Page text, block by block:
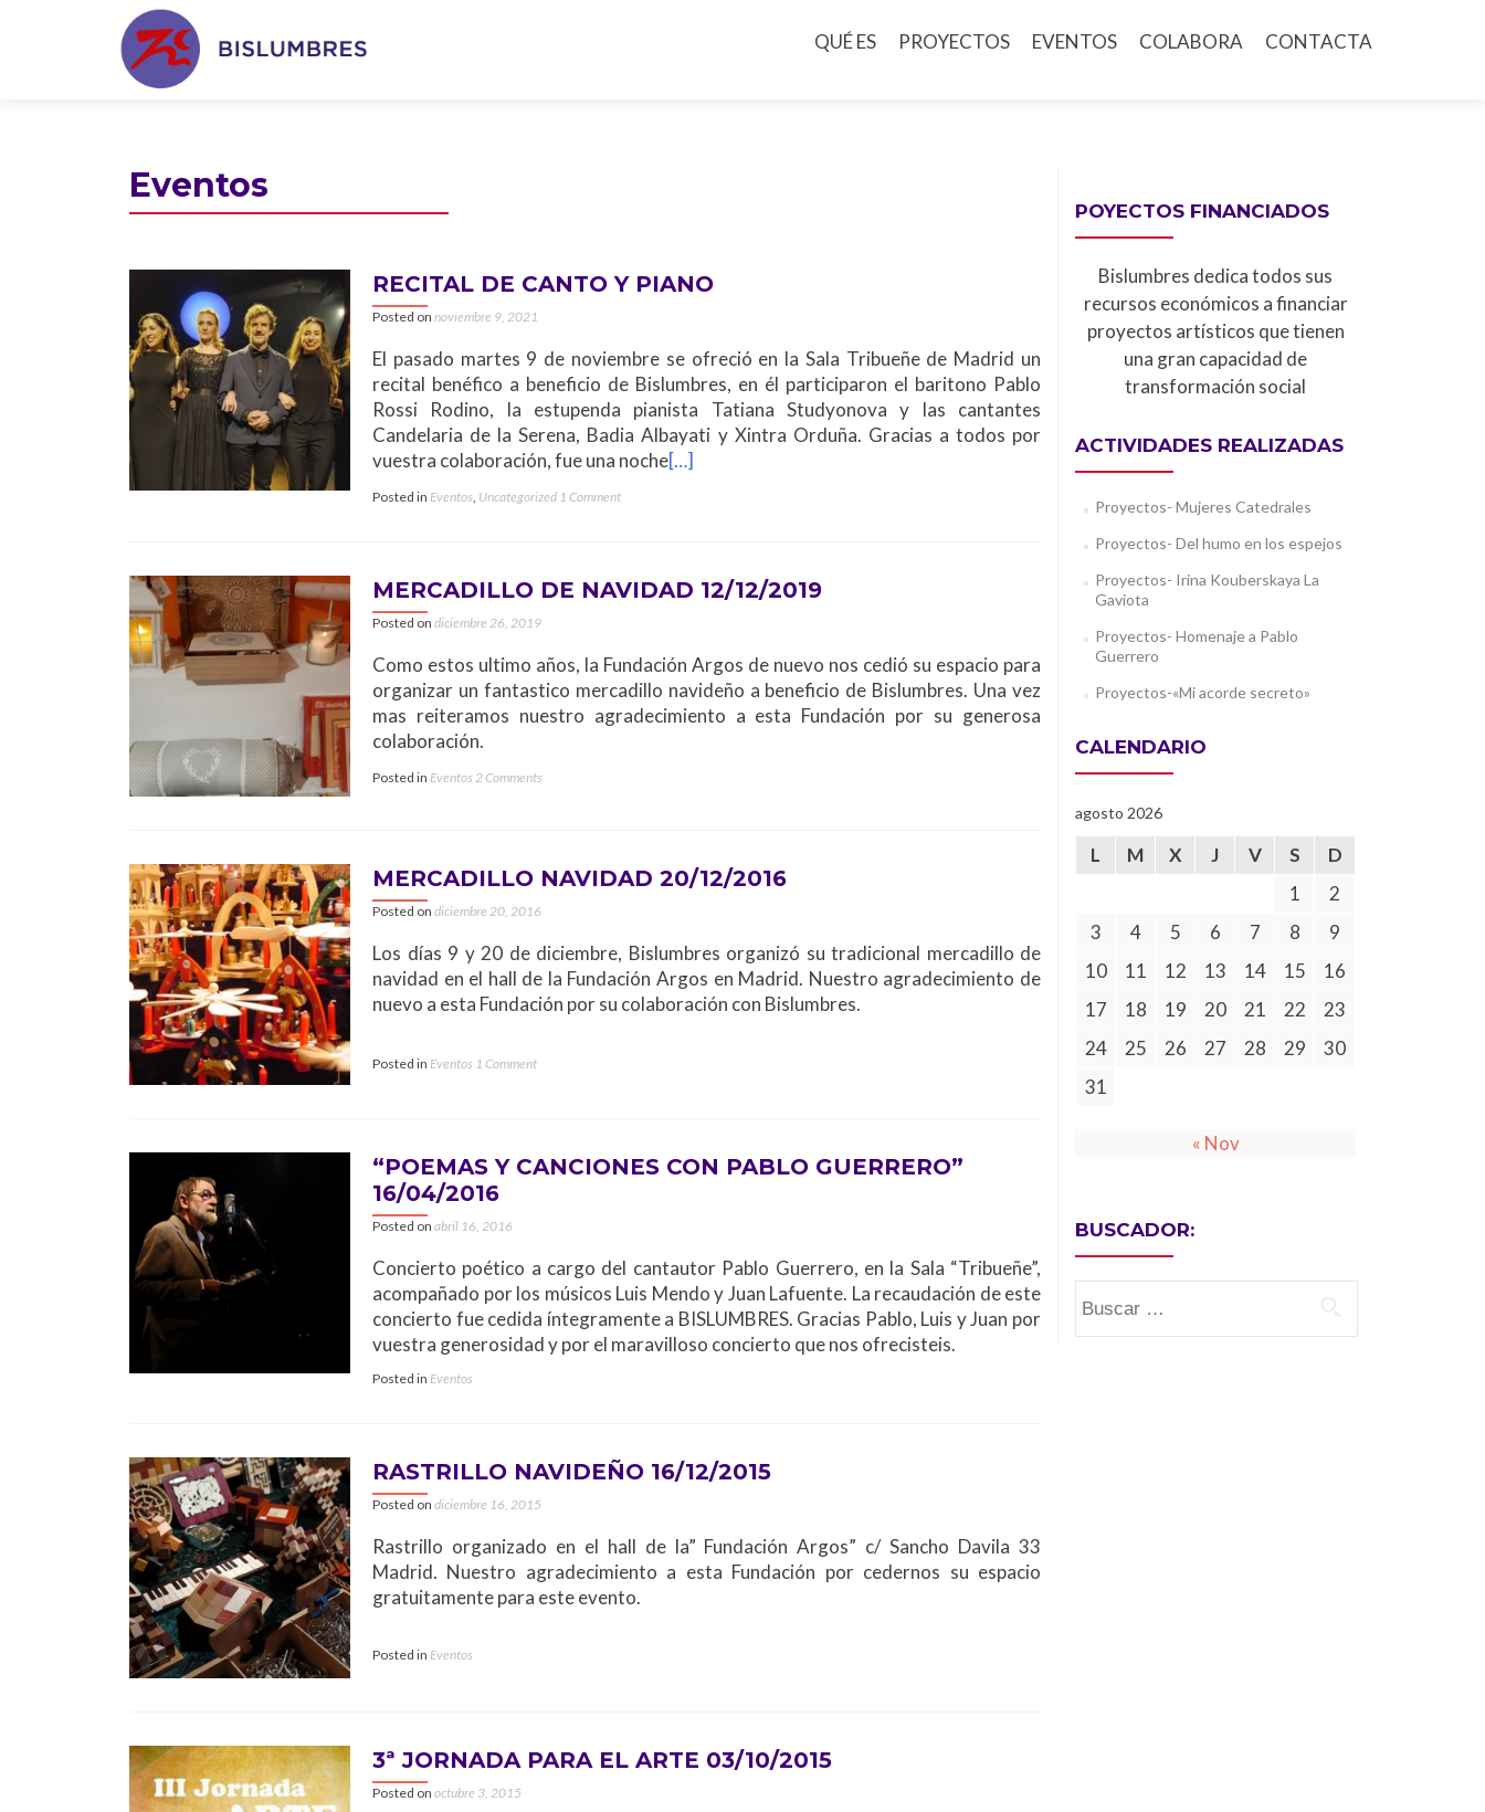
QUÉ ES PROYECTOS EVENTOS COLABORA CONTACTA
Eventos
RECITAL DE CANTO Y PIANO
Posted on noviembre 9, 2021
El pasado martes 9 de noviembre se ofreció en la Sala Tribueñe de Madrid un
recital benéfico a beneficio de Bislumbres, en él participaron el baritono Pablo
Rossi Rodino, la estupenda pianista Tatiana Studyonova y las cantantes
Candelaria de la Serena, Badia Albayati y Xintra Orduña. Gracias a todos por
vuestra colaboración, fue una noche[…]
Posted in Eventos, Uncategorized 1 Comment
MERCADILLO DE NAVIDAD 12/12/2019
Posted on diciembre 26, 2019
Como estos ultimo años, la Fundación Argos de nuevo nos cedió su espacio para
organizar un fantastico mercadillo navideño a beneficio de Bislumbres. Una vez
mas reiteramos nuestro agradecimiento a esta Fundación por su generosa
colaboración.
Posted in Eventos 2 Comments
MERCADILLO NAVIDAD 20/12/2016
Posted on diciembre 20, 2016
Los días 9 y 20 de diciembre, Bislumbres organizó su tradicional mercadillo de
navidad en el hall de la Fundación Argos en Madrid. Nuestro agradecimiento de
nuevo a esta Fundación por su colaboración con Bislumbres.
Posted in Eventos 1 Comment
“POEMAS Y CANCIONES CON PABLO GUERRERO”
16/04/2016
Posted on abril 16, 2016
Concierto poético a cargo del cantautor Pablo Guerrero, en la Sala “Tribueñe”,
acompañado por los músicos Luis Mendo y Juan Lafuente. La recaudación de este
concierto fue cedida íntegramente a BISLUMBRES. Gracias Pablo, Luis y Juan por
vuestra generosidad y por el maravilloso concierto que nos ofrecisteis.
Posted in Eventos
RASTRILLO NAVIDEÑO 16/12/2015
Posted on diciembre 16, 2015
Rastrillo organizado en el hall de la” Fundación Argos” c/ Sancho Davila 33
Madrid. Nuestro agradecimiento a esta Fundación por cedernos su espacio
gratuitamente para este evento.
Posted in Eventos
3ª JORNADA PARA EL ARTE 03/10/2015
Posted on octubre 3, 2015
POYECTOS FINANCIADOS
Bislumbres dedica todos sus
recursos económicos a financiar
proyectos artísticos que tienen
una gran capacidad de
transformación social
ACTIVIDADES REALIZADAS
Proyectos- Mujeres Catedrales
Proyectos- Del humo en los espejos
Proyectos- Irina Kouberskaya La
Gaviota
Proyectos- Homenaje a Pablo
Guerrero
Proyectos-«Mi acorde secreto»
CALENDARIO
agosto 2026
L M X J V S
D
1
2
3
4 5 6 7 8
9
10
11 12 13 14 15
16
17
18 19 20 21 22
23
24
25 26 27 28 29
30
31
« Nov
BUSCADOR: